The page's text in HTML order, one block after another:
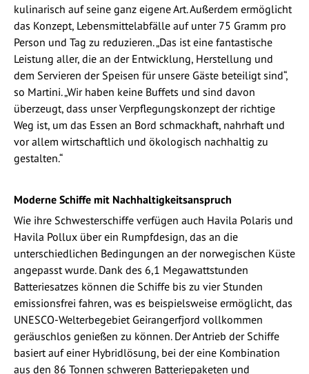
kulinarisch auf seine ganz eigene Art. Außerdem ermöglicht
das Konzept, Lebensmittelabfälle auf unter 75 Gramm pro
Person und Tag zu reduzieren. „Das ist eine fantastische
Leistung aller, die an der Entwicklung, Herstellung und
dem Servieren der Speisen für unsere Gäste beteiligt sind“,
so Martini. „Wir haben keine Buffets und sind davon
überzeugt, dass unser Verpflegungskonzept der richtige
Weg ist, um das Essen an Bord schmackhaft, nahrhaft und
vor allem wirtschaftlich und ökologisch nachhaltig zu
gestalten.“
Moderne Schiffe mit Nachhaltigkeitsanspruch
Wie ihre Schwesterschiffe verfügen auch Havila Polaris und
Havila Pollux über ein Rumpfdesign, das an die
unterschiedlichen Bedingungen an der norwegischen Küste
angepasst wurde. Dank des 6,1 Megawattstunden
Batteriesatzes können die Schiffe bis zu vier Stunden
emissionsfrei fahren, was es beispielsweise ermöglicht, das
UNESCO-Welterbegebiet Geirangerfjord vollkommen
geräuschlos genießen zu können. Der Antrieb der Schiffe
basiert auf einer Hybridlösung, bei der eine Kombination
aus den 86 Tonnen schweren Batteriepaketen und